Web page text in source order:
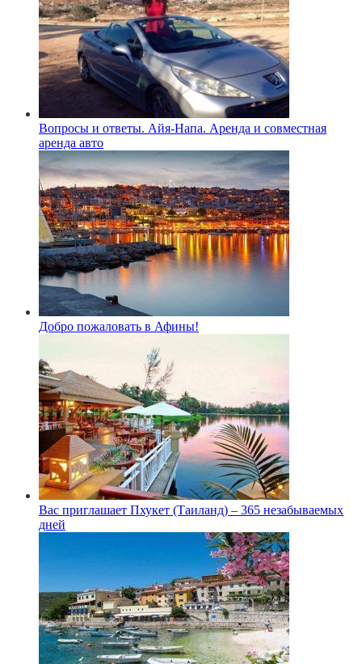
Вопросы и ответы. Айя-Напа. Аренда и совместная
аренда авто
Добро пожаловать в Афины!
Вас приглашает Пхукет (Таиланд) – 365 незабываемых
дней